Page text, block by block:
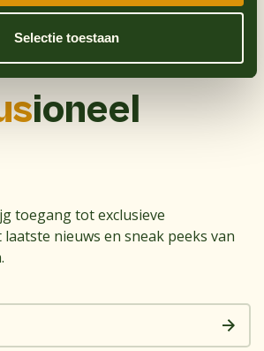
Selectie toestaan
ioneel
toegang tot exclusieve
nieuws en sneak peeks van